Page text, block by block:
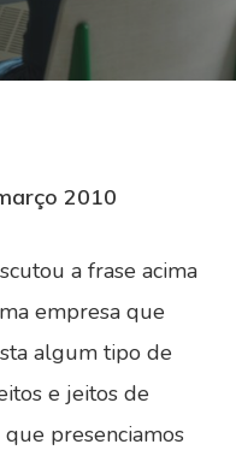
2010
a frase acima
empresa que
algum tipo de
e jeitos de
presenciamos